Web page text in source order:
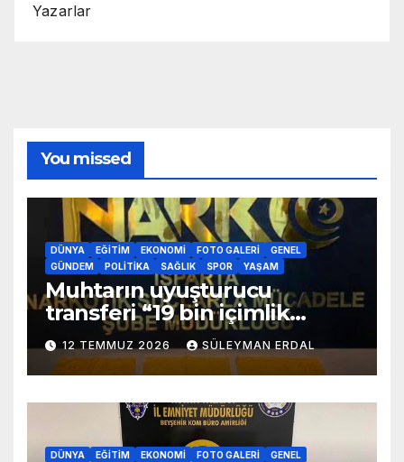
Yazarlar
You missed
DÜNYA EĞITIM EKONOMI FOTO GALERI
GENEL
GÜNDEM
POLITIKA SAĞLIK SPOR YAŞAM
Muhtarın uyuşturucu
transferi “19 bin içimlik
uyuşturucu ele geçirildi”
12 TEMMUZ 2026 SÜLEYMAN ERDAL
DÜNYA EĞITIM EKONOMI FOTO GALERI
GENEL